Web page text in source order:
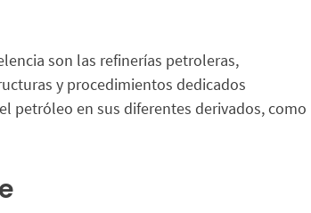
son las refinerías petroleras,
y procedimientos dedicados
petróleo en sus diferentes derivados, como